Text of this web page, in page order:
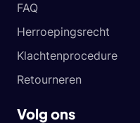
FAQ
Herroepingsrecht
Klachtenprocedure
Retourneren
Volg ons